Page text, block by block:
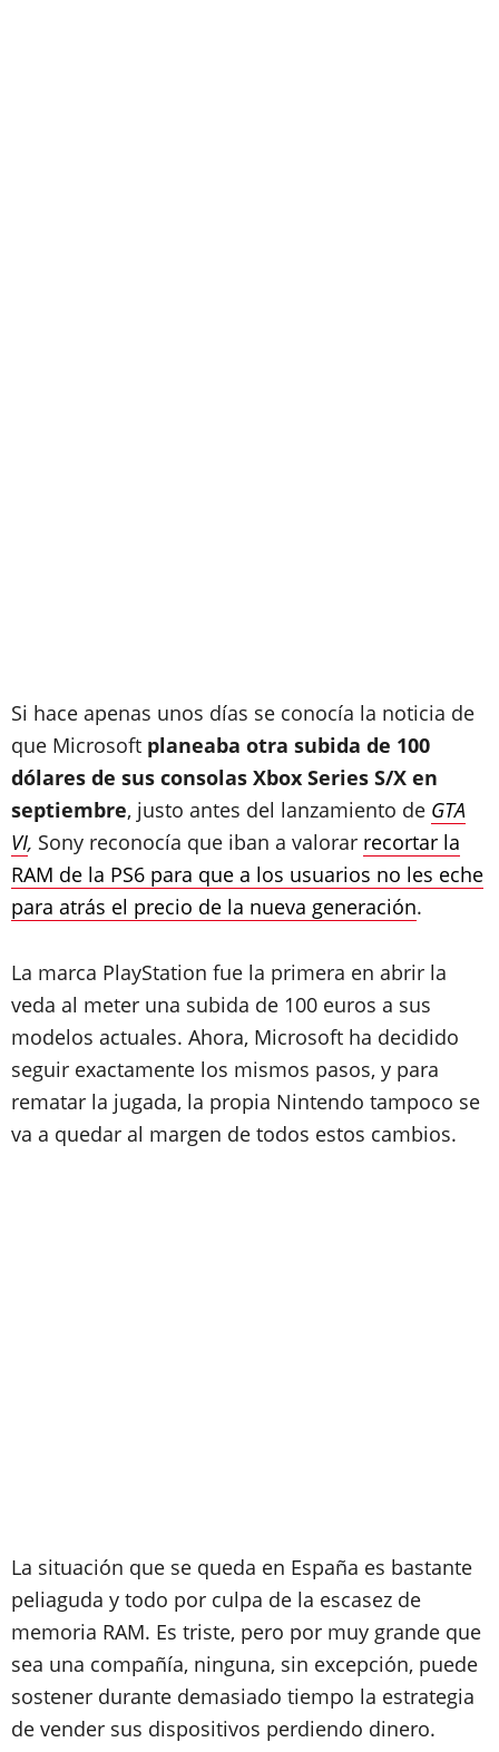
Si hace apenas unos días se conocía la noticia de
que Microsoft planeaba otra subida de 100
dólares de sus consolas Xbox Series S/X en
septiembre, justo antes del lanzamiento de GTA
VI, Sony reconocía que iban a valorar recortar la
RAM de la PS6 para que a los usuarios no les eche
para atrás el precio de la nueva generación.
La marca PlayStation fue la primera en abrir la
veda al meter una subida de 100 euros a sus
modelos actuales. Ahora, Microsoft ha decidido
seguir exactamente los mismos pasos, y para
rematar la jugada, la propia Nintendo tampoco se
va a quedar al margen de todos estos cambios.
La situación que se queda en España es bastante
peliaguda y todo por culpa de la escasez de
memoria RAM. Es triste, pero por muy grande que
sea una compañía, ninguna, sin excepción, puede
sostener durante demasiado tiempo la estrategia
de vender sus dispositivos perdiendo dinero.